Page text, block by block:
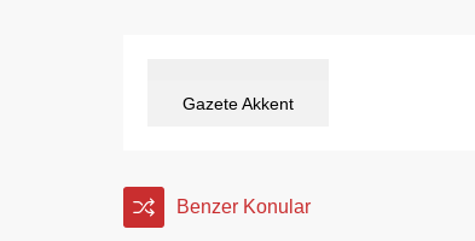
Gazete Akkent
Benzer Konular